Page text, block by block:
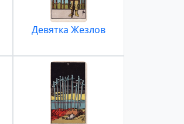
Девятка Жезлов